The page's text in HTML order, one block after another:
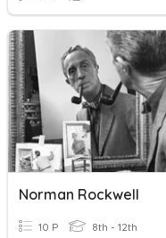
Norman Rockwell
10 P 8th - 12th